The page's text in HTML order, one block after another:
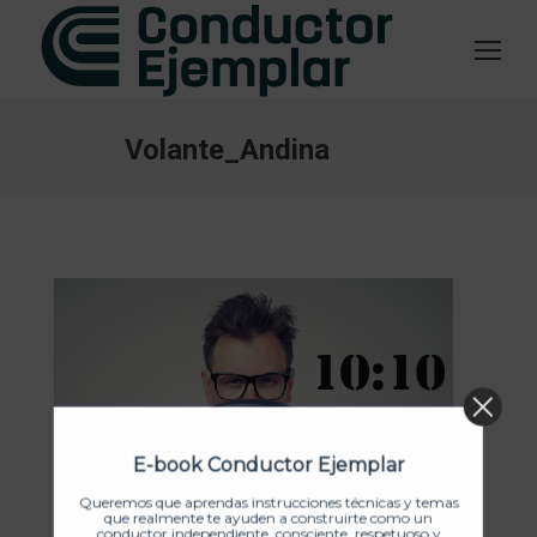
Volante_Andina
E-book Conductor Ejemplar
Queremos que aprendas instrucciones técnicas y temas
que realmente te ayuden a construirte como un
conductor independiente, consciente, respetuoso y